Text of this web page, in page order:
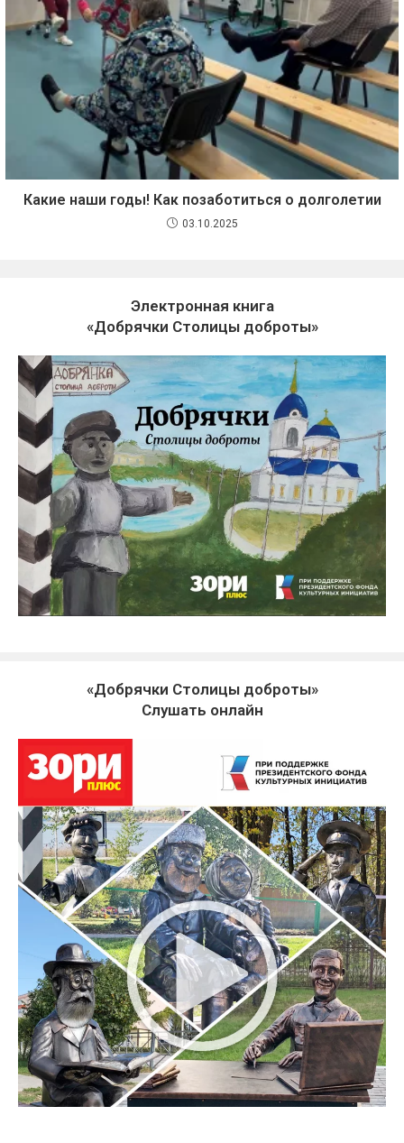
Какие наши годы! Как позаботиться о долголетии
03.10.2025
Электронная книга
«Добрячки Столицы доброты»
«Добрячки Столицы доброты»
Слушать онлайн